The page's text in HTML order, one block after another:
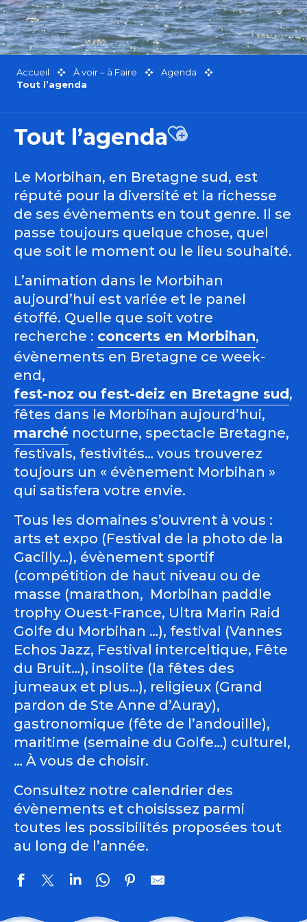
Accueil À voir – à Faire
Agenda
Tout l’agenda
Tout l’agendaAjouter aux
Le Morbihan, en Bretagne sud, est
réputé pour la diversité et la richesse
de ses évènements en tout genre. Il se
passe toujours quelque chose, quel
que soit le moment ou le lieu souhaité.
L’animation dans le Morbihan
aujourd’hui est variée et le panel
étoffé. Quelle que soit votre
recherche : concerts en Morbihan,
évènements en Bretagne ce week-
end,
fest-noz ou fest-deiz en Bretagne sud,
fêtes dans le Morbihan aujourd’hui,
marché nocturne, spectacle Bretagne,
festivals, festivités… vous trouverez
toujours un « évènement Morbihan »
qui satisfera votre envie.
Tous les domaines s’ouvrent à vous :
arts et expo (Festival de la photo de la
Gacilly…), évènement sportif
(compétition de haut niveau ou de
masse (marathon, Morbihan paddle
trophy Ouest-France, Ultra Marin Raid
Golfe du Morbihan …), festival (Vannes
Echos Jazz, Festival interceltique, Fête
du Bruit…), insolite (la fêtes des
jumeaux et plus…), religieux (Grand
pardon de Ste Anne d’Auray),
gastronomique (fête de l’andouille),
maritime (semaine du Golfe…) culturel,
… À vous de choisir.
Consultez notre calendrier des
évènements et choisissez parmi
toutes les possibilités proposées tout
au long de l’année.